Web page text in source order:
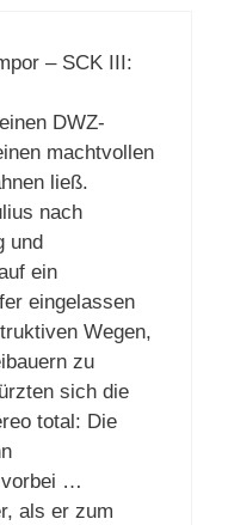
– SCK III:
DWZ-
machtvollen
ließ.
nach
und
ein
eingelassen
Wegen,
zu
sich die
total: Die
vorbei …
als er zum